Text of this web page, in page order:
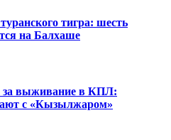
тигра: шесть
на Балхаше
за выживание в КПЛ:
с «Кызылжаром»